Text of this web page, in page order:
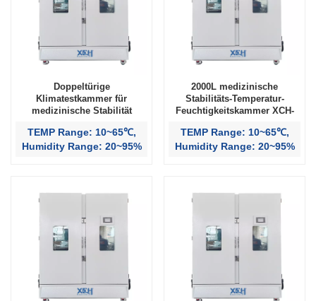
Doppeltürige
Klimatestkammer für
medizinische Stabilität
TEMP Range: 10~65℃,
Humidity Range: 20~95%
2000L medizinische
Stabilitäts-Temperatur-
Feuchtigkeitskammer XCH-
TEMP Range: 10~65℃,
Humidity Range: 20~95%